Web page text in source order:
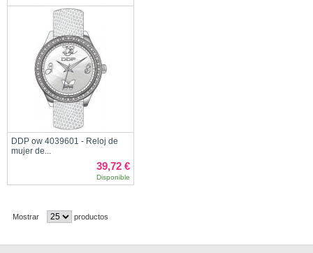
DDP ow 4039601 - Reloj de
mujer de...
39,72 €
Disponible
Mostrar productos